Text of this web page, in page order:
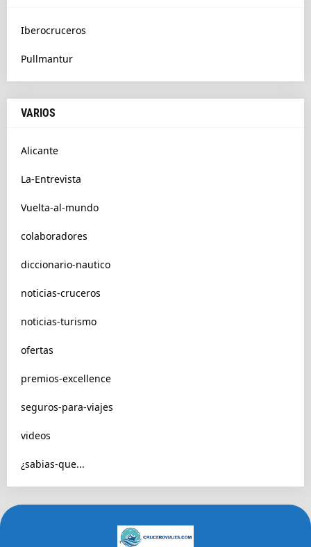
Iberocruceros
Pullmantur
VARIOS
Alicante
La-Entrevista
Vuelta-al-mundo
colaboradores
diccionario-nautico
noticias-cruceros
noticias-turismo
ofertas
premios-excellence
seguros-para-viajes
videos
¿sabias-que...